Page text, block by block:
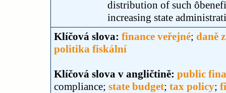
distribution of such
increasing state
Klíčová slova: finance veřejné; daně
politika fiskální
Klíčová slova v angličtině: public
compliance; state budget; tax policy;